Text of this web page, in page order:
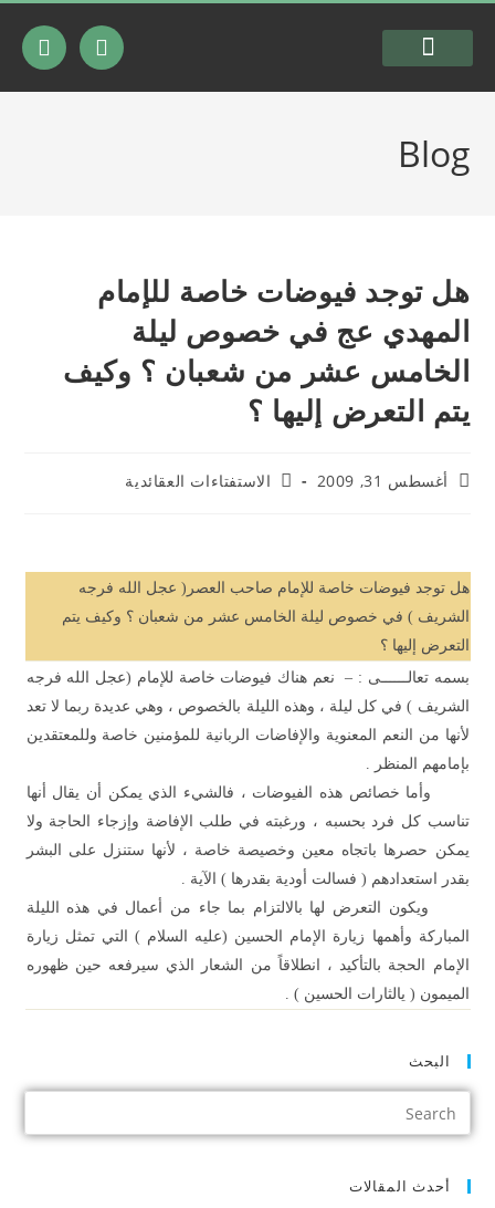
Blog
هل توجد فيوضات خاصة للإمام
المهدي عج في خصوص ليلة
الخامس عشر من شعبان ؟ وكيف
يتم التعرض إليها ؟
أغسطس 31, 2009 الاستفتاءات العقائدية
هل توجد فيوضات خاصة للإمام صاحب العصر ) عجل
الله فرجه
الشريف ( في خصوص ليلة
الخامس عشر من شعبان ؟ وكيف يتم
التعرض إليها ؟
بسمه تعالــــــى : – نعم هناك فيوضات خاصة للإمام )عجل الله فرجه
الشريف (في كل ليلة ، وهذه الليلة بالخصوص ، وهي عديدة ربما لا تعد
لأنها من النعم المعنوية والإفاضات الربانية للمؤمنين خاصة وللمعتقدين
بإمامهم المنظر .
وأما خصائص هذه الفيوضات ، فالشيء الذي يمكن أن يقال أنها
تناسب كل فرد بحسبه ، ورغبته في طلب الإفاضة وإزجاء الحاجة ولا
يمكن حصرها باتجاه معين وخصيصة خاصة ، لأنها ستنزل على البشر
بقدر استعدادهم ) فسالت أودية بقدرها( الآية .
ويكون التعرض لها بالالتزام بما جاء من أعمال في هذه الليلة
المباركة وأهمها زيارة الإمام الحسين )عليه السلام( التي تمثل زيارة
الإمام الحجة بالتأكيد ، انطلاقاً من الشعار الذي سيرفعه حين ظهوره
الميمون ) يالثارات الحسين(
.
البحث
أحدث المقالات